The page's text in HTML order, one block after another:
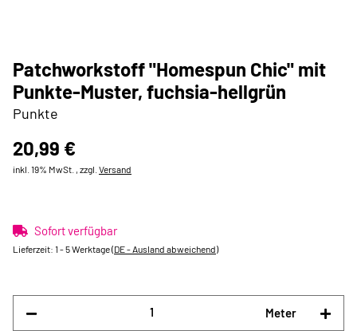
Patchworkstoff "Homespun Chic" mit
Punkte-Muster, fuchsia-hellgrün
Punkte
20,99 €
inkl. 19% MwSt. , zzgl. Versand
Sofort verfügbar
Lieferzeit: 1 - 5 Werktage(DE - Ausland abweichend)
Meter